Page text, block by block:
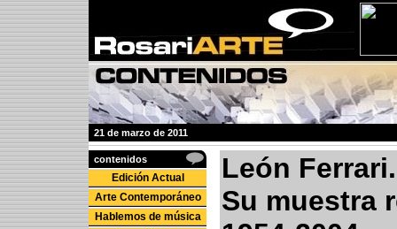
21 de marzo de 2011
contenidos
Edición Actual
Arte Contemporáneo
Hablemos de música
León
Su muestra